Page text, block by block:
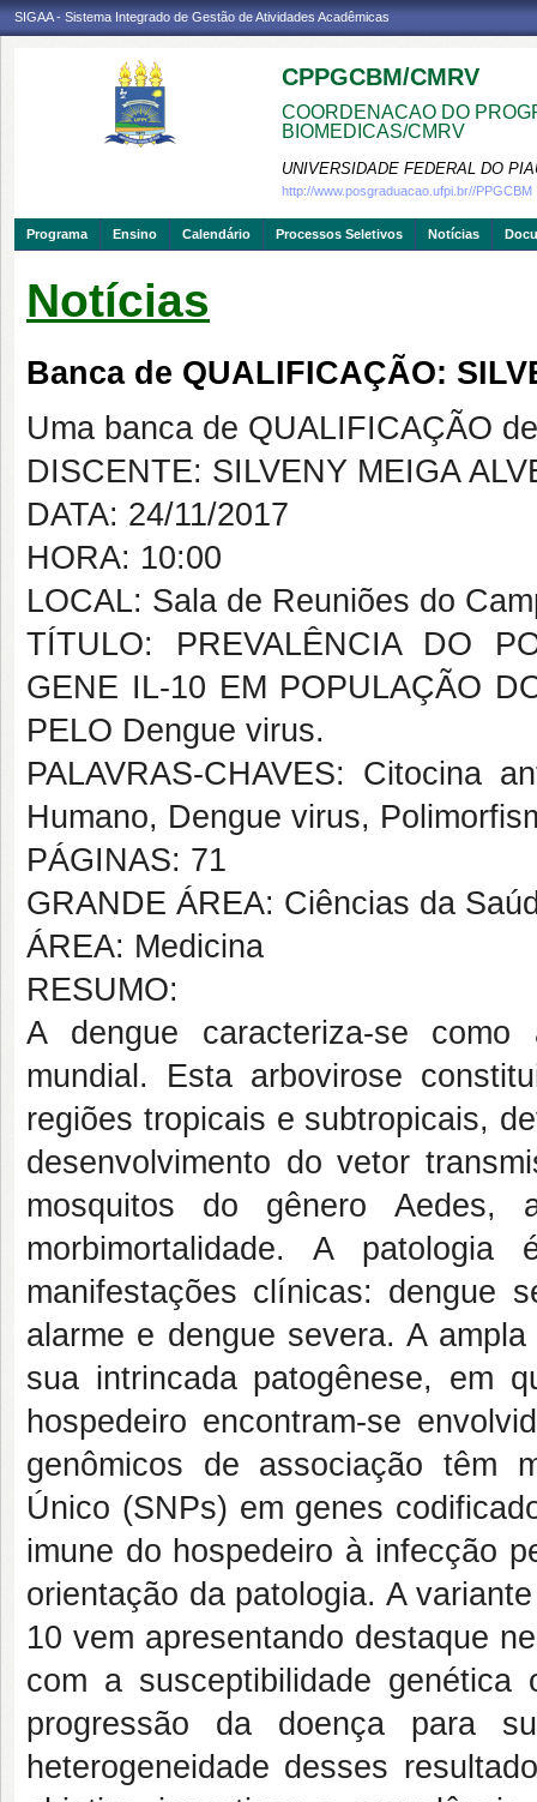
SIGAA - Sistema Integrado de Gestão de Atividades Acadêmicas
CPPGCBM/CMRV
COORDENACAO DO
BIOMEDICAS/CMRV
UNIVERSIDADE FEDERAL DO
http://www.posgraduacao.ufpi.br//PPGCBM
Programa Ensino Calendário Processos Seletivos Notícias
Notícias
Banca de QUALIFICAÇÃO:
Uma banca de QUALIFICAÇÃO
DISCENTE: SILVENY MEIGA
DATA: 24/11/2017
HORA: 10:00
LOCAL: Sala de Reuniões do
TÍTULO: PREVALÊNCIA DO
GENE IL-10 EM POPULAÇÃO
PELO Dengue virus.
PALAVRAS-CHAVES: Citocina
Humano, Dengue virus,
PÁGINAS: 71
GRANDE ÁREA: Ciências da
ÁREA: Medicina
RESUMO:
A dengue caracteriza-se
mundial. Esta arbovirose
regiões tropicais e subtropicais,
desenvolvimento do vetor
mosquitos do gênero Aedes,
morbimortalidade. A
manifestações clínicas: dengue
alarme e dengue severa. A
sua intrincada patogênese, em
hospedeiro encontram-se
genômicos de associação têm
Único (SNPs) em genes
imune do hospedeiro à infecção
orientação da patologia. A
10 vem apresentando destaque
com a susceptibilidade
progressão da doença para
heterogeneidade desses